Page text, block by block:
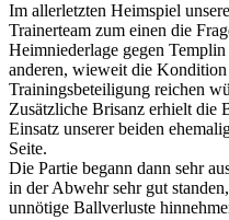
Im allerletzten Heimspiel
Trainerteam zum einen die
Heimniederlage gegen
anderen, wieweit die
Trainingsbeteiligung reichen
Zusätzliche Brisanz erhielt die
Einsatz unserer beiden
Seite.
Die Partie begann dann sehr
in der Abwehr sehr gut
unnötige Ballverluste